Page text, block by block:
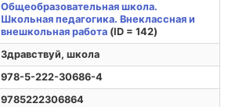
Общеобразовательная школа.
Школьная педагогика. Внеклассная и
внешкольная работа(ID = 142)
Здравствуй, школа
978-5-222-30686-4
9785222306864